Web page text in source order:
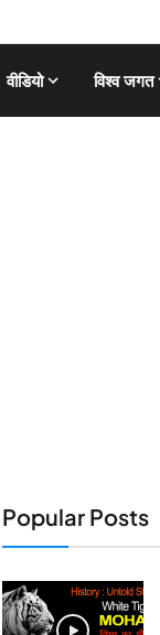
वीडियो विश्व जगत
Popular Posts